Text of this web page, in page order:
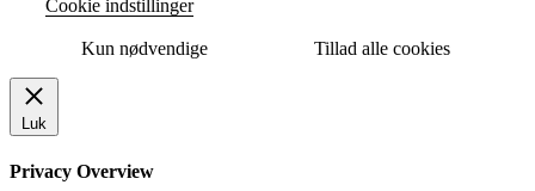
Cookie indstillinger
Kun nødvendige Tillad alle cookies
Luk
Privacy Overview